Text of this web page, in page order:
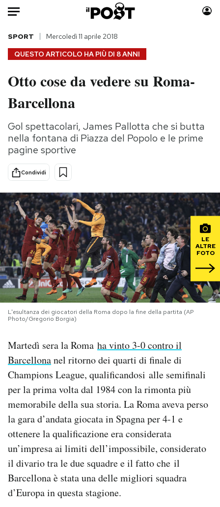
Auto
HOME
Italia
Politica
Tecnologia
Internet
Scienza
Cultura
Economia
Sport
Moda
Storie/Idee
Ok Boomer!
Mondiali calcio 2026
PODCAST
NEWSLETTER
I MIEI PREFERITI
AREA PERSONALE
Area Personale
Newsletter
Notifiche mobile
Regala il Post
Hai bisogno di aiuto?
QUESTO ARTICOLO HA PIÙ DI 8 ANNI
SPORT Mercoledì 11 aprile 2018
Otto cose da vedere su Roma-
Barcellona
Gol spettacolari, James Pallotta che si butta
nella fontana di Piazza del Popolo e le prime
pagine sportive
Condividi
LE
ALTRE
FOTO
L'esultanza dei giocatori della Roma dopo la fine della partita (AP
Photo/Gregorio Borgia)
Martedì sera la Roma ha vinto 3-0 contro il
Barcellonanel ritorno dei quarti di finale di
Champions League, qualificandosi alle semifinali
per la prima volta dal 1984 con la rimonta più
memorabile della sua storia. La Roma aveva perso
la gara d’andata giocata in Spagna per 4-1 e
ottenere la qualificazione era considerata
un’impresa ai limiti dell’impossibile, considerato
il divario tra le due squadre e il fatto che il
Barcellona è stata una delle migliori squadra
d’Europa in questa stagione.